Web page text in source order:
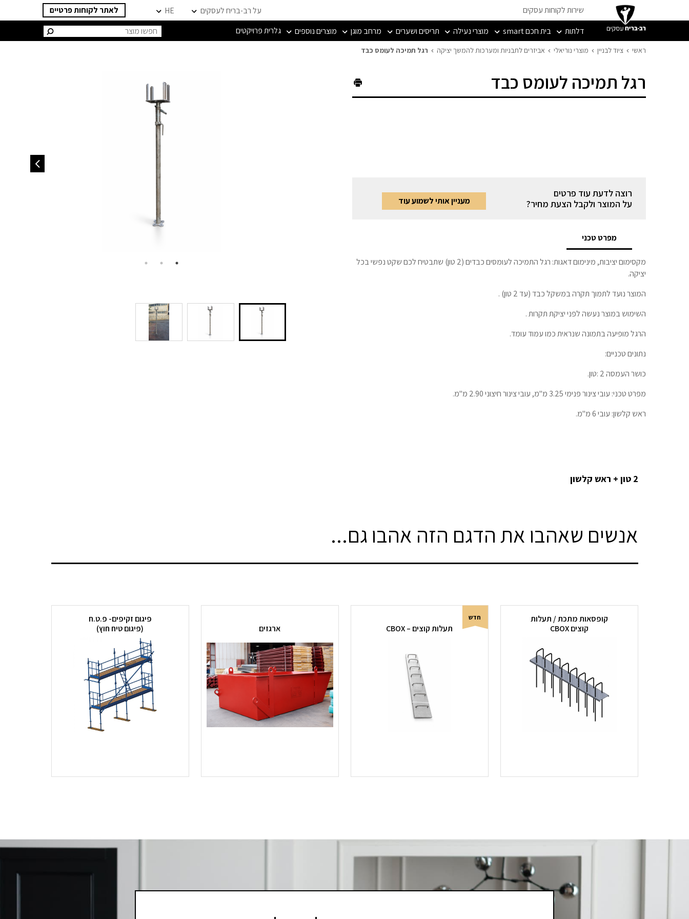
שירות לקוחות עסקים על רב-בריח לעסקים HE
לאתר לקוחות פרטיים
דלתות
בית חכם smart מוצרי נעילה תריסים ושערים מרחב מוגן מוצרים נוספים גלרית פרויקטים חיפוש:
ראשי ציוד לבניין מוצרי נוריאלי אביזרים לתבניות ומערכות להמשך יציקה רגל תמיכה לעומס כבד
רגל תמיכה לעומס כבד
רוצה לדעת עוד פרטים
על המוצר ולקבל הצעת מחיר?
מעניין אותי לשמוע עוד
מפרט טכני
מקסימום יציבות, מינימום דאגות: רגל התמיכה לעומסים כבדים (2 טון) שתבטיח לכם שקט נפשי בכל
יציקה.
המוצר נועד לתמוך תקרה במשקל כבד (עד 2 טון) .
השימוש במוצר נעשה לפני יציקת תקרות .
הרגל מופיעה בתמונה שנראית כמו עמוד עומד.
נתונים טכניים:
כושר העמסה 2 :טון.
מפרט טכני: עובי צינור פנימי 3.25 מ"מ, עובי צינור חיצוני 2.90 מ"מ.
ראש קלשון: עובי 6 מ"מ.
2 טון + ראש קלשון
אנשים שאהבו את הדגם הזה אהבו גם...
קופסאות מתכת / תעלות
קוצים CBOX
חדש
תעלות קוצים – CBOX ארגזים
פיגום זקיפים- פ.ט.ח
(פיגום טיח חוץ)